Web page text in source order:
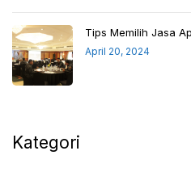
Tips Memilih Jasa
April 20, 2024
Kategori